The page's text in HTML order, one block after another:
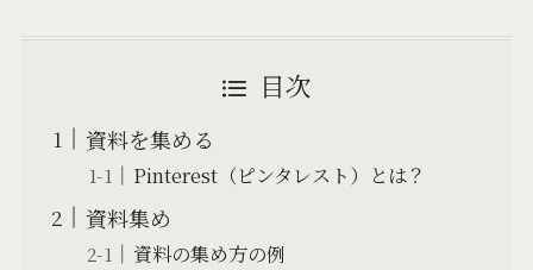
目次
資料を集める
Pinterest（ピンタレスト）とは？
資料集め
資料の集め方の例